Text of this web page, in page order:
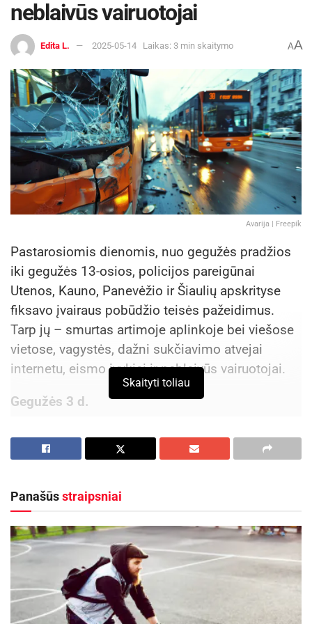
neblaivūs vairuotojai
Edita L. 2025-05-14 Laikas: 3 min skaitymo AA
Avarija | Freepik
Pastarosiomis dienomis, nuo gegužės pradžios
iki gegužės 13-osios, policijos pareigūnai
Utenos, Kauno, Panevėžio ir Šiaulių apskrityse
fiksavo įvairaus pobūdžio teisės pažeidimus.
Tarp jų – smurtas artimoje aplinkoje bei viešose
vietose, vagystės, dažni sukčiavimo atvejai
internetu, eismo įvykiai ir neblaivūs vairuotojai.
Gegužės 3 d.
Aktualios naujienos
2026-07-23
Kauno policija aiškinasi, kas apiplėšė žmogų
2026-07-22
Panevėžio apskritis
Skaityti toliau
Panašūsstraipsniai